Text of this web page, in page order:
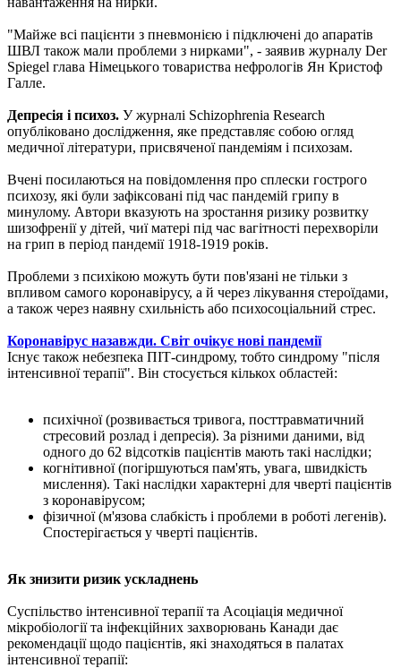
"Майже всі пацієнти з пневмонією і підключені до апаратів
ШВЛ також мали проблеми з нирками", - заявив журналу Der
Spiegel глава Німецького товариства нефрологів Ян Кристоф
Галле.
Депресія і психоз. У журналі Schizophrenia Research
опубліковано дослідження, яке представляє собою огляд
медичної літератури, присвяченої пандеміям і психозам.
Вчені посилаються на повідомлення про сплески гострого
психозу, які були зафіксовані під час пандемій грипу в
минулому. Автори вказують на зростання ризику розвитку
шизофренії у дітей, чиї матері під час вагітності перехворіли
на грип в період пандемії 1918-1919 років.
Проблеми з психікою можуть бути пов'язані не тільки з
впливом самого коронавірусу, а й через лікування стероїдами,
а також через наявну схильність або психосоціальний стрес.
Коронавірус назавжди. Світ очікує нові пандемії
Існує також небезпека ПІТ-синдрому, тобто синдрому "після
інтенсивної терапії". Він стосується кількох областей:
психічної (розвивається тривога, посттравматичний
стресовий розлад і депресія). За різними даними, від
одного до 62 відсотків пацієнтів мають такі наслідки;
когнітивної (погіршуються пам'ять, увага, швидкість
мислення). Такі наслідки характерні для чверті пацієнтів
з коронавірусом;
фізичної (м'язова слабкість і проблеми в роботі легенів).
Спостерігається у чверті пацієнтів.
Як знизити ризик ускладнень
Суспільство інтенсивної терапії та Асоціація медичної
мікробіології та інфекційних захворювань Канади дає
рекомендації щодо пацієнтів, які знаходяться в палатах
інтенсивної терапії: